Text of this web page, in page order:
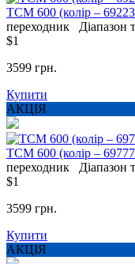
ТСМ 600 (колір –
переходник
Діапазон
$1
3599 грн.
Купити
АКЦІЯ
ТСМ 600 (колір –
переходник
Діапазон
$1
3599 грн.
Купити
АКЦІЯ